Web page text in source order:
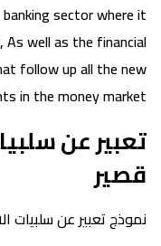
sector where it
well as the financial
follow up all the new
in the money market.
تعبير عن
قصير
نموذج تعبير عن سلبيات